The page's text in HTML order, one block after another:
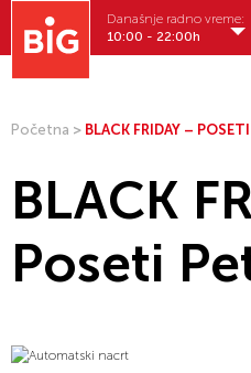
Današnje radno vreme:
10:00 - 22:00h
Početna > BLACK FRIDAY –
BLACK
Poseti